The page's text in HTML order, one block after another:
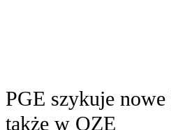
PGE szykuje
także w OZE